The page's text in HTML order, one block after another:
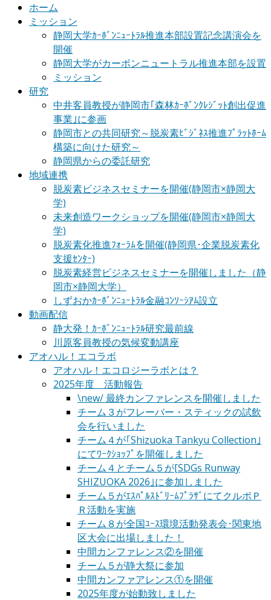
ホーム
ミッション
静岡大学ｶｰﾎﾞﾝﾆｭｰﾄﾗﾙ推進本部設置記念講演会を
開催
静岡大学がカーボンニュートラル推進本部を設置
ミッション
研究
中井客員教授が静岡市｢森林ｶｰﾎﾞﾝｸﾚｼﾞｯﾄ創出促進
事業｣に参画
静岡市との共同研究～脱炭素ﾋﾞｼﾞﾈｽ推進ﾌﾟﾗｯﾄﾎｰﾑ
構築に向けた研究～
静岡県からの委託研究
地域連携
脱炭素ビジネスセミナーを開催(静岡市×静岡大
学)
未来創造ワークショップを開催(静岡市×静岡大
学)
脱炭素化推進ﾌｫｰﾗﾑを開催(静岡県･企業脱炭素化
支援ｾﾝﾀｰ)
脱炭素経営ビジネスセミナーを開催しました（静
岡市×静岡大学）
しずおかｶｰﾎﾞﾝﾆｭｰﾄﾗﾙ金融ｺﾝｿｰｼｱﾑ設立
動画配信
静大発！ｶｰﾎﾞﾝﾆｭｰﾄﾗﾙ研究最前線
川原客員教授の気候変動講座
アオハル！エコラボ
アオハル！エコロジーラボとは？
2025年度 活動報告
\new/ 最終カンファレンスを開催しました
チーム３がフレーバー・スティックの試飲
会を行いました
チーム４が｢Shizuoka Tankyu Collection｣
にてﾜｰｸｼｮｯﾌﾟを開催しました
チーム４とチーム５が[SDGs Runway
SHIZUOKA 2026｣に参加しました
チーム５がｴｽﾊﾟﾙｽﾄﾞﾘｰﾑﾌﾟﾗｻﾞにてクルポＰ
Ｒ活動を実施
チーム８が全国ﾕｰｽ環境活動発表会･関東地
区大会に出場しました！
中間カンファレンス②を開催
チーム５が静大祭に参加
中間カンファアレンス①を開催
2025年度が始動致しました